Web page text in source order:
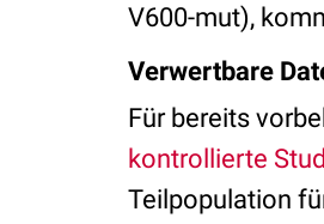
V600-mut),
Verwertbare
Für bereits
kontrollierte
Teilpopulation